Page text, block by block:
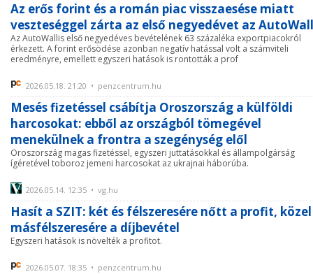
Az erős forint és a román piac visszaesése miatt
veszteséggel zárta az első negyedévet az
Az AutoWallis első negyedéves bevételének 63 százaléka exportpiacokról
érkezett. A forint erősödése azonban negatív hatással volt a számviteli
eredményre, emellett egyszeri hatások is rontották a prof
2026.05.18. 21:20 • penzcentrum.hu
Mesés fizetéssel csábítja Oroszország a külföldi
harcosokat: ebből az országból tömegével
menekülnek a frontra a szegénység elől
Oroszország magas fizetéssel, egyszeri juttatásokkal és állampolgárság
ígéretével toboroz jemeni harcosokat az ukrajnai háborúba.
2026.05.14. 12:35 • vg.hu
Hasít a SZIT: két és félszeresére nőtt a profit, közel
másfélszeresére a díjbevétel
Egyszeri hatások is növelték a profitot.
2026.05.07. 18:35 • penzcentrum.hu